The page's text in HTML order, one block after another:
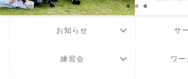
お知らせ サ
練習会 ワ